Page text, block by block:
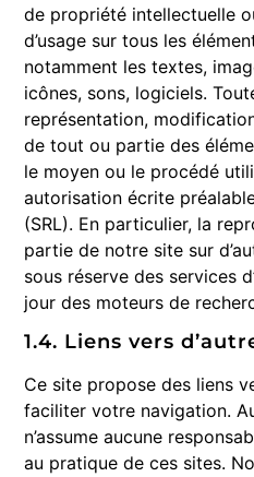
de propriété intellectuelle
d’usage sur tous les
notamment les textes,
icônes, sons, logiciels.
représentation,
de tout ou partie des
le moyen ou le procédé
autorisation écrite
(SRL). En particulier, la
partie de notre site sur
sous réserve des services
jour des moteurs de
1.4. Liens vers
Ce site propose des liens
faciliter votre navigation.
n’assume aucune
au pratique de ces sites.